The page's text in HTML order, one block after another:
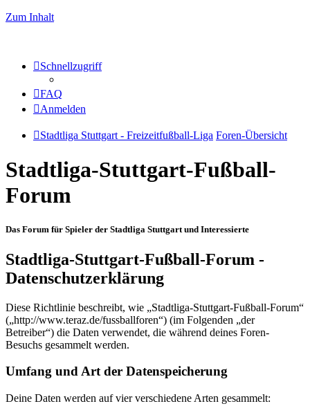
Zum Inhalt
Schnellzugriff
FAQ
Anmelden
Stadtliga Stuttgart - Freizeitfußball-Liga Foren-Übersicht
Stadtliga-Stuttgart-Fußball-
Forum
Das Forum für Spieler der Stadtliga Stuttgart und Interessierte
Stadtliga-Stuttgart-Fußball-Forum -
Datenschutzerklärung
Diese Richtlinie beschreibt, wie „Stadtliga-Stuttgart-Fußball-Forum“
(„http://www.teraz.de/fussballforen“) (im Folgenden „der
Betreiber“) die Daten verwendet, die während deines Foren-
Besuchs gesammelt werden.
Umfang und Art der Datenspeicherung
Deine Daten werden auf vier verschiedene Arten gesammelt: